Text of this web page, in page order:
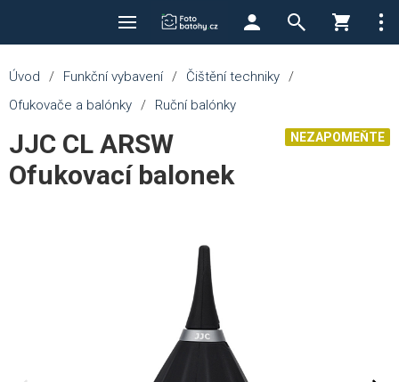
Úvod / Funkční vybavení / Čištění techniky /
Ofukovače a balónky / Ruční balónky
NEZAPOMEŇTE
JJC CL ARSW
Ofukovací balonek